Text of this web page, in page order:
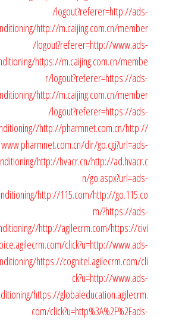
/logout?referer=http://ads-
http://m.caijing.com.cn/member
/logout?referer=http://www.ads-
https://m.caijing.com.cn/membe
r/logout?referer=https://ads-
http://m.caijing.com.cn/member
/logout?referer=https://ads-
http://pharmnet.com.cn/http://
www.pharmnet.com.cn/dir/go.cgi?url=ads-
http://hvacr.cn/http://ad.hvacr.c
n/go.aspx?url=ads-
http://115.com/http://go.115.co
m/?https://ads-
http://agilecrm.com/https://civi
click?u=http://www.ads-
https://cognitel.agilecrm.com/cli
ck?u=http://www.ads-
https://globaleducation.agilecrm.
com/click?u=http%3A%2F%2Fads-